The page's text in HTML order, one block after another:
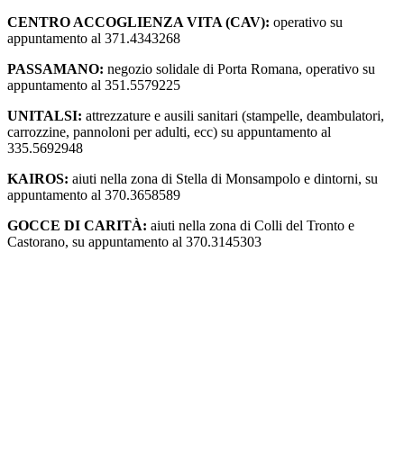
CENTRO ACCOGLIENZA VITA (CAV): operativo su
appuntamento al 371.4343268
PASSAMANO: negozio solidale di Porta Romana, operativo su
appuntamento al 351.5579225
UNITALSI: attrezzature e ausili sanitari (stampelle, deambulatori,
carrozzine, pannoloni per adulti, ecc) su appuntamento al
335.5692948
KAIROS: aiuti nella zona di Stella di Monsampolo e dintorni, su
appuntamento al 370.3658589
GOCCE DI CARITÀ: aiuti nella zona di Colli del Tronto e
Castorano, su appuntamento al 370.3145303